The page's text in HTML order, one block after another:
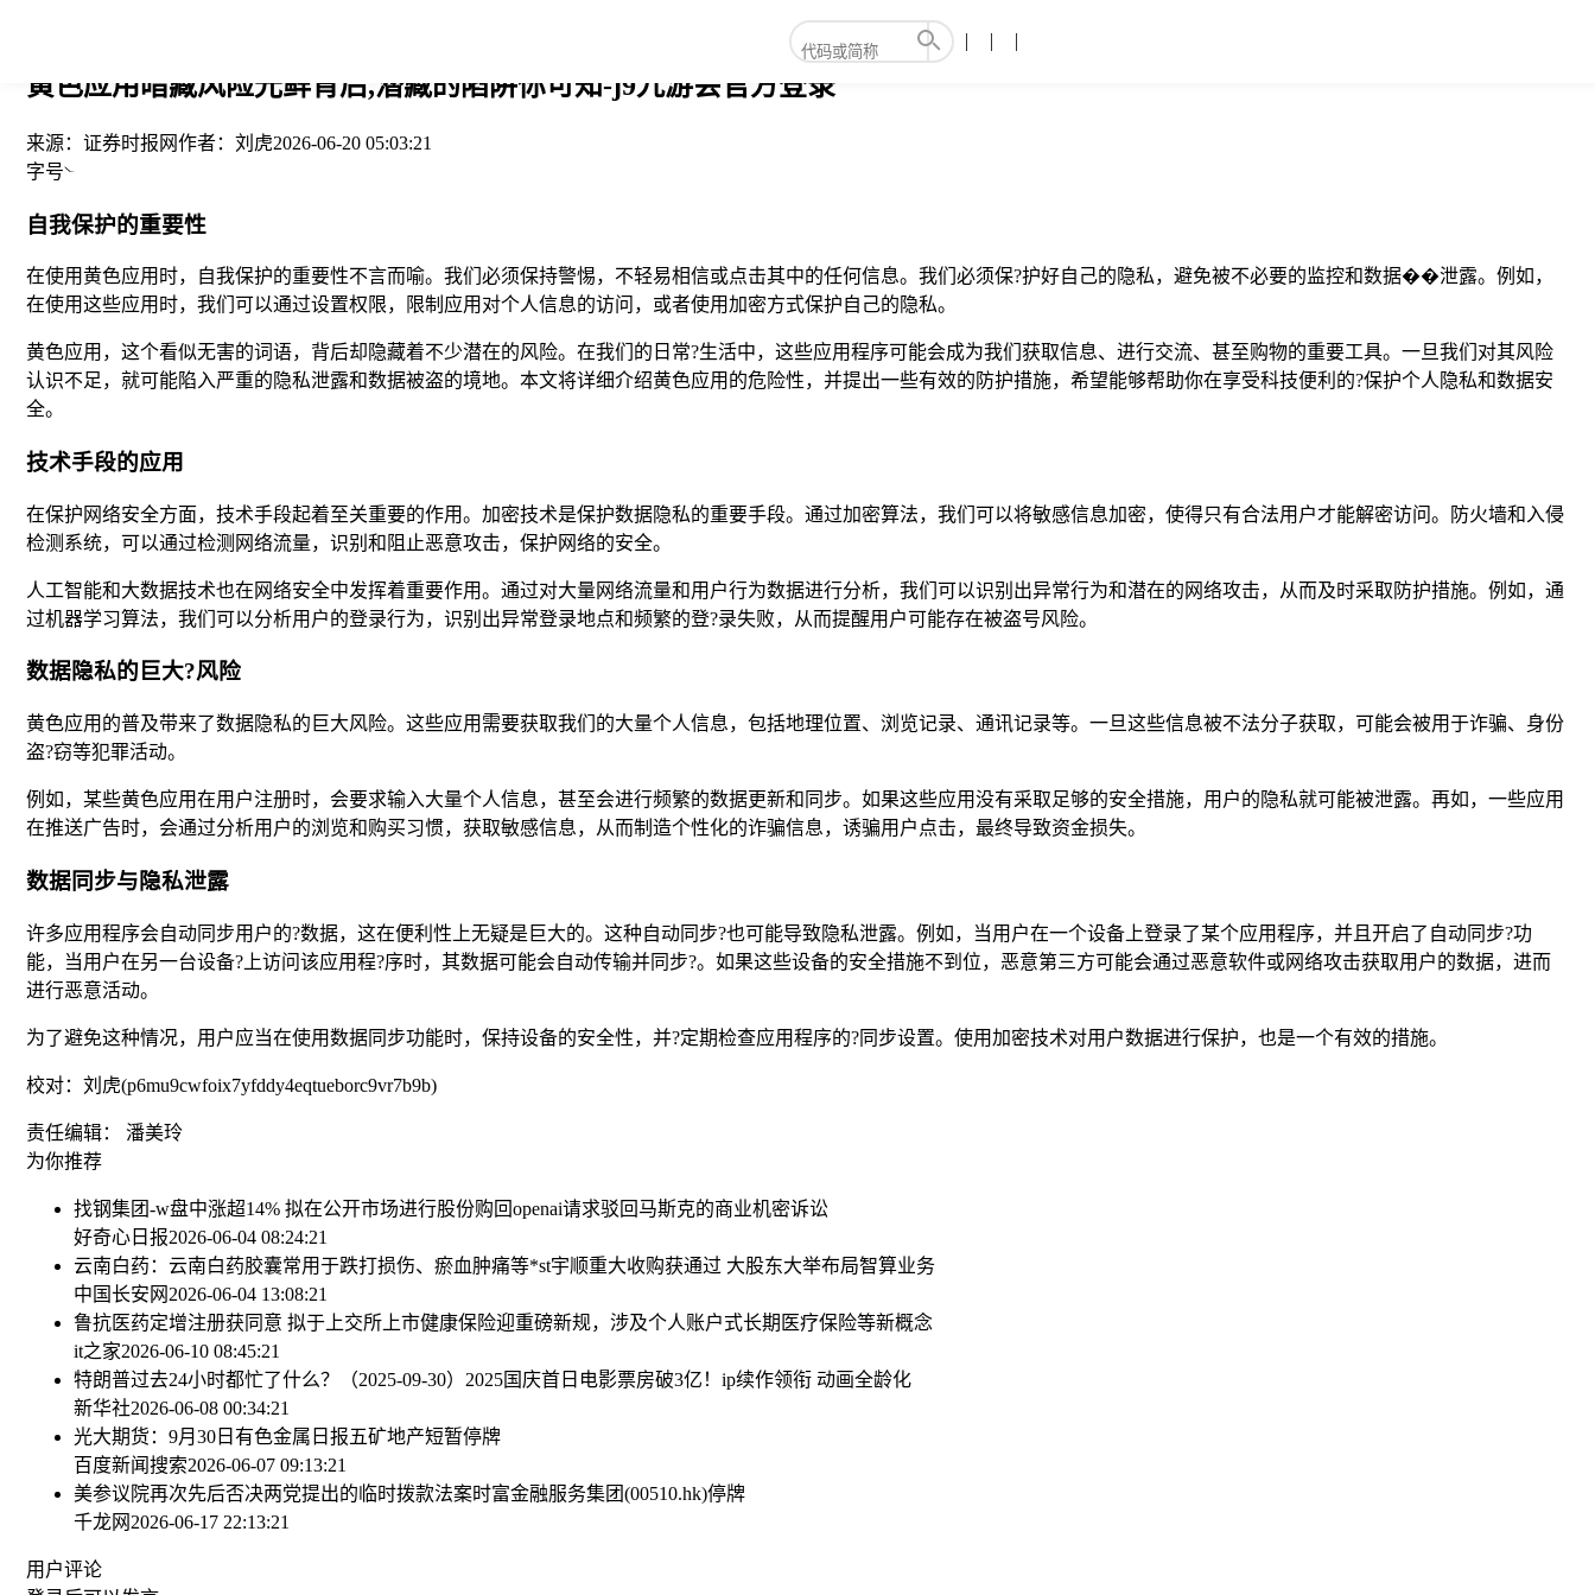
黄色应用暗藏风险光鲜背后,潜藏的陷阱你可知-j9九游会官方登录
来源： 证券时报网作者： 刘虎2026-06-20 05:03:21
字号
自我保护的重要性
在使用黄色应用时，自我保护的重要性不言而喻。我们必须保持警惕，不轻易相信或点击其中的任何信息。我们必须保?护好自己的隐私，避免被不必要的监控和数据��泄露。例如，
在使用这些应用时，我们可以通过设置权限，限制应用对个人信息的访问，或者使用加密方式保护自己的隐私。
黄色应用，这个看似无害的词语，背后却隐藏着不少潜在的风险。在我们的日常?生活中，这些应用程序可能会成为我们获取信息、进行交流、甚至购物的重要工具。一旦我们对其风险
认识不足，就可能陷入严重的隐私泄露和数据被盗的境地。本文将详细介绍黄色应用的危险性，并提出一些有效的防护措施，希望能够帮助你在享受科技便利的?保护个人隐私和数据安
全。
技术手段的应用
在保护网络安全方面，技术手段起着至关重要的作用。加密技术是保护数据隐私的重要手段。通过加密算法，我们可以将敏感信息加密，使得只有合法用户才能解密访问。防火墙和入侵
检测系统，可以通过检测网络流量，识别和阻止恶意攻击，保护网络的安全。
人工智能和大数据技术也在网络安全中发挥着重要作用。通过对大量网络流量和用户行为数据进行分析，我们可以识别出异常行为和潜在的网络攻击，从而及时采取防护措施。例如，通
过机器学习算法，我们可以分析用户的登录行为，识别出异常登录地点和频繁的登?录失败，从而提醒用户可能存在被盗号风险。
数据隐私的巨大?风险
黄色应用的普及带来了数据隐私的巨大风险。这些应用需要获取我们的大量个人信息，包括地理位置、浏览记录、通讯记录等。一旦这些信息被不法分子获取，可能会被用于诈骗、身份
盗?窃等犯罪活动。
例如，某些黄色应用在用户注册时，会要求输入大量个人信息，甚至会进行频繁的数据更新和同步。如果这些应用没有采取足够的安全措施，用户的隐私就可能被泄露。再如，一些应用
在推送广告时，会通过分析用户的浏览和购买习惯，获取敏感信息，从而制造个性化的诈骗信息，诱骗用户点击，最终导致资金损失。
数据同步与隐私泄露
许多应用程序会自动同步用户的?数据，这在便利性上无疑是巨大的。这种自动同步?也可能导致隐私泄露。例如，当用户在一个设备上登录了某个应用程序，并且开启了自动同步?功
能，当用户在另一台设备?上访问该应用程?序时，其数据可能会自动传输并同步?。如果这些设备的安全措施不到位，恶意第三方可能会通过恶意软件或网络攻击获取用户的数据，进而
进行恶意活动。
为了避免这种情况，用户应当在使用数据同步功能时，保持设备的安全性，并?定期检查应用程序的?同步设置。使用加密技术对用户数据进行保护，也是一个有效的措施。
校对：刘虎(p6mu9cwfoix7yfddy4eqtueborc9vr7b9b)
责任编辑： 潘美玲
为你推荐
找钢集团-w盘中涨超14% 拟在公开市场进行股份购回openai请求驳回马斯克的商业机密诉讼
好奇心日报2026-06-04 08:24:21
云南白药：云南白药胶囊常用于跌打损伤、瘀血肿痛等*st宇顺重大收购获通过 大股东大举布局智算业务
中国长安网 2026-06-04 13:08:21
鲁抗医药定增注册获同意 拟于上交所上市健康保险迎重磅新规，涉及个人账户式长期医疗保险等新概念
it之家2026-06-10 08:45:21
特朗普过去24小时都忙了什么？（2025-09-30） 2025国庆首日电影票房破3亿！ip续作领衔 动画全龄化
新华社2026-06-08 00:34:21
光大期货：9月30日有色金属日报五矿地产短暂停牌
百度新闻搜索2026-06-07 09:13:21
美参议院再次先后否决两党提出的临时拨款法案时富金融服务集团(00510.hk)停牌
千龙网 2026-06-17 22:13:21
用户评论